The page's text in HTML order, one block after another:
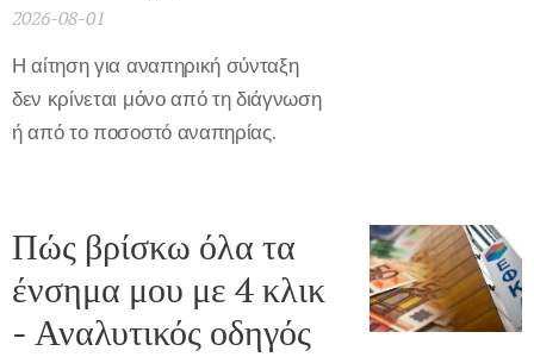
2026-08-01
Η αίτηση για αναπηρική σύνταξη
δεν κρίνεται μόνο από τη διάγνωση
ή από το ποσοστό αναπηρίας.
Πώς βρίσκω όλα τα
ένσημα μου με 4 κλικ
- Αναλυτικός οδηγός